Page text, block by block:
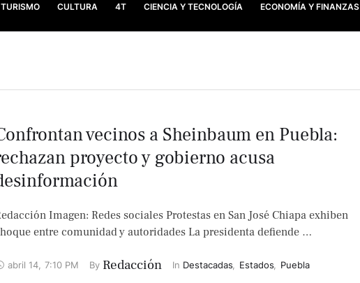
TURISMO CULTURA 4T CIENCIA Y TECNOLOGÍA ECONOMÍA Y FINANZAS
vecinos a Sheinbaum en Puebla:
proyecto y gobierno acusa
Imagen: Redes sociales Protestas en San José Chiapa exhiben
entre comunidad y autoridades La presidenta defiende …
abril 14, 7:10 PM By Redacción In Destacadas Estados Puebla